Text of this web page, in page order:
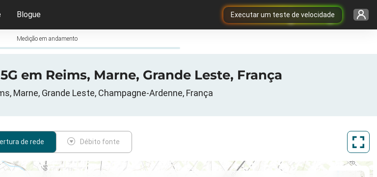
Executar um teste de velocidade
Blogue
Medição em andamento
em Reims, Marne, Grande Leste, França
Marne, Grande Leste, Champagne-Ardenne, França
de rede Débito fonte